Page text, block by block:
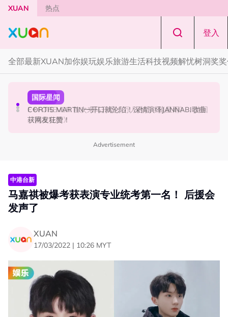
Skip to main content
XUAN 热点
登入
全部最新XUAN加你娱玩娱乐旅游生活科技视频解忧树洞奖
国际星闻
张员瑛频陷耍大牌争议！首度吐心声：真相终究会浮出水
面！
演唱会
F✦FOREVER 首次来马开唱！万人合唱《流星雨》，梦回
《流星花园》
国际星闻
CORTIS MARTIN一开口就沦陷！深情演绎JANNABI歌曲
获网友狂赞！
Advertisement
中港台新
马嘉祺被爆考获表演专业统考第一名！ 后援会
发声了
XUAN
17/03/2022 | 10:26 MYT